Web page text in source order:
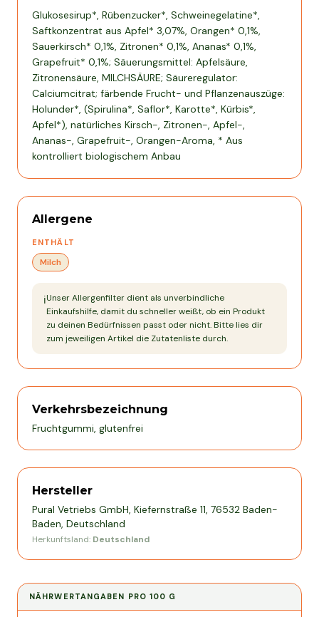
Glukosesirup*, Rübenzucker*, Schweinegelatine*,
Saftkonzentrat aus Apfel* 3,07%, Orangen* 0,1%,
Sauerkirsch* 0,1%, Zitronen* 0,1%, Ananas* 0,1%,
Grapefruit* 0,1%; Säuerungsmittel: Apfelsäure,
Zitronensäure, MILCHSÄURE; Säureregulator:
Calciumcitrat; färbende Frucht- und Pflanzenauszüge:
Holunder*, (Spirulina*, Saflor*, Karotte*, Kürbis*,
Apfel*), natürliches Kirsch-, Zitronen-, Apfel-,
Ananas-, Grapefruit-, Orangen-Aroma, * Aus
kontrolliert biologischem Anbau
Allergene
ENTHÄLT
Milch
ℹ️Unser Allergenfilter dient als unverbindliche
Einkaufshilfe, damit du schneller weißt, ob ein Produkt
zu deinen Bedürfnissen passt oder nicht. Bitte lies dir
zum jeweiligen Artikel die Zutatenliste durch.
Verkehrsbezeichnung
Fruchtgummi, glutenfrei
Hersteller
Pural Vetriebs GmbH, Kiefernstraße 11, 76532 Baden-
Baden, Deutschland
Herkunftsland: Deutschland
NÄHRWERTANGABEN PRO100 G